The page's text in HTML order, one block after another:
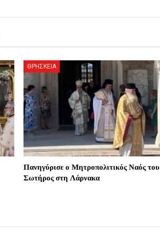
ΘΡΗΣΚΕΙΑ
Πανηγύρισε ο Μητροπολιτικός Ναός του
Σωτήρος στη Λάρνακα